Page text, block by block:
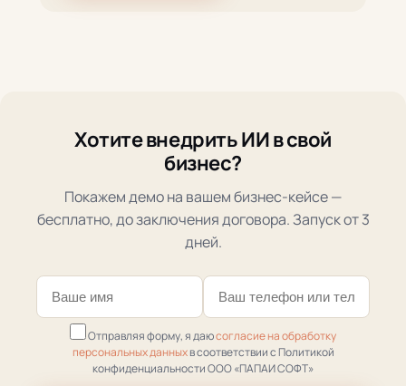
Хотите внедрить ИИ в свой
бизнес?
Покажем демо на вашем бизнес-кейсе —
бесплатно, до заключения договора. Запуск от 3
дней.
Отправляя форму, я даюсогласие на обработку
персональных данныхв соответствии с Политикой
конфиденциальности ООО «ПАПАИ СОФТ»